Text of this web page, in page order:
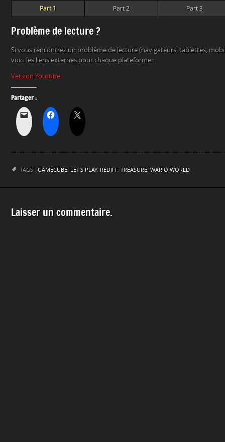
Part 1 Part 2 Part 3
Problème de lecture ?
Si vous rencontrez un problème de lecture (navigateurs, tablettes,
voici les liens externes pour chaque plateforme :
Version Youtube
Partager :
TAGS : GAMECUBE, LET'S PLAY, REDIFF, TREASURE, WARIO WORLD
Laisser un commentaire.